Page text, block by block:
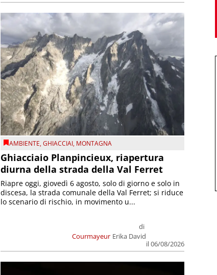
AMBIENTE,GHIACCIAI, MONTAGNA
Ghiacciaio Planpincieux, riapertura
diurna della strada della Val Ferret
Courmayeur
di
Erika David
il 06/08/2026
Riapre oggi, giovedì 6 agosto, solo di giorno e solo in
discesa, la strada comunale della Val Ferret; si riduce
lo scenario di rischio, in movimento u...